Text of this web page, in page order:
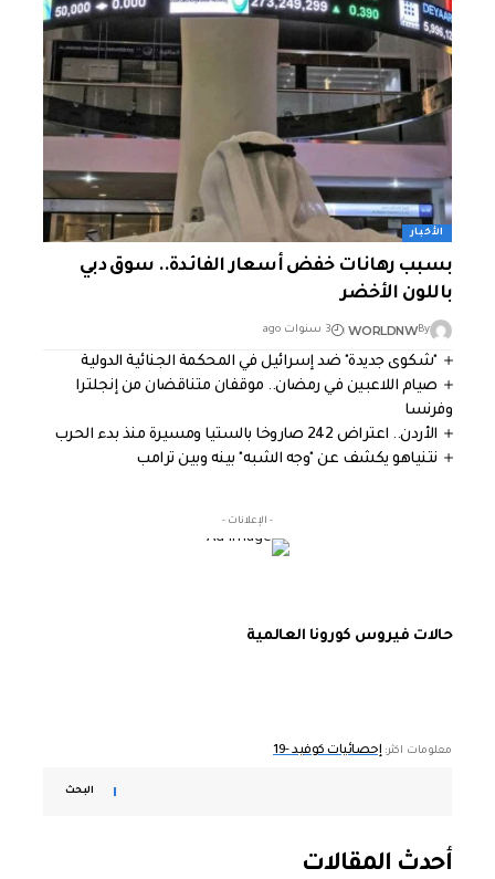
الأخبار
بسبب رهانات خفض أسعار الفائدة.. سوق دبي
باللون الأخضر
By
WORLDNW 3 سنوات ago
"شكوى جديدة" ضد إسرائيل في المحكمة الجنائية الدولية
صيام اللاعبين في رمضان.. موقفان متناقضان من إنجلترا
وفرنسا
الأردن.. اعتراض 242 صاروخا بالستيا ومسيرة منذ بدء الحرب
نتنياهو يكشف عن "وجه الشبه" بينه وبين ترامب
- الإعلانات -
حالات فيروس كورونا العالمية
معلومات اكثر: إحصائيات كوفيد -19
البحث
أحدث المقالات